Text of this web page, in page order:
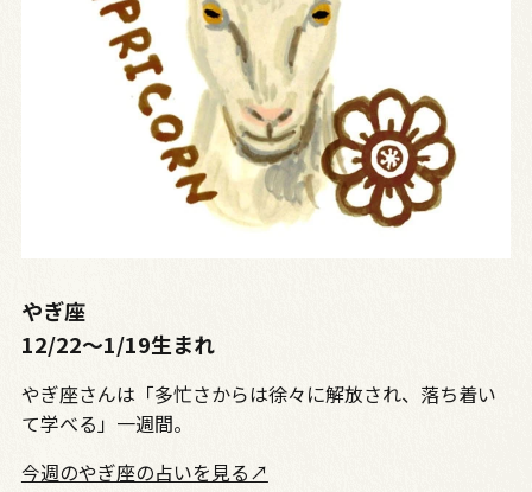
やぎ座
12/22〜1/19生まれ
やぎ座さんは「多忙さからは徐々に解放され、落ち着い
て学べる」一週間。
今週のやぎ座の占いを見る↗